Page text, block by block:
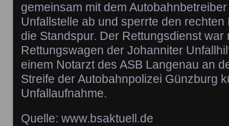
gemeinsam mit dem
Unfallstelle ab und sperrte den
die Standspur. Der Rettungsdienst war
Rettungswagen der Johanniter
einem Notarzt des ASB Langenau an
Streife der Autobahnpolizei Günzburg
Unfallaufnahme.
Quelle: www.bsaktuell.de